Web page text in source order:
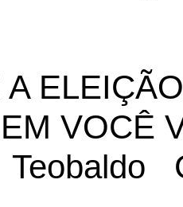
A
VOCÊ
Teobaldo